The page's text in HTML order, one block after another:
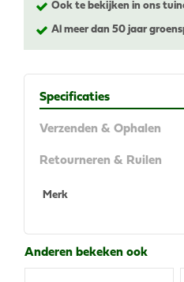
Ook te bekijken in ons
Al meer dan 50 jaar
Specificaties
Verzenden & Ophalen
Retourneren & Ruilen
Merk
Anderen bekeken ook